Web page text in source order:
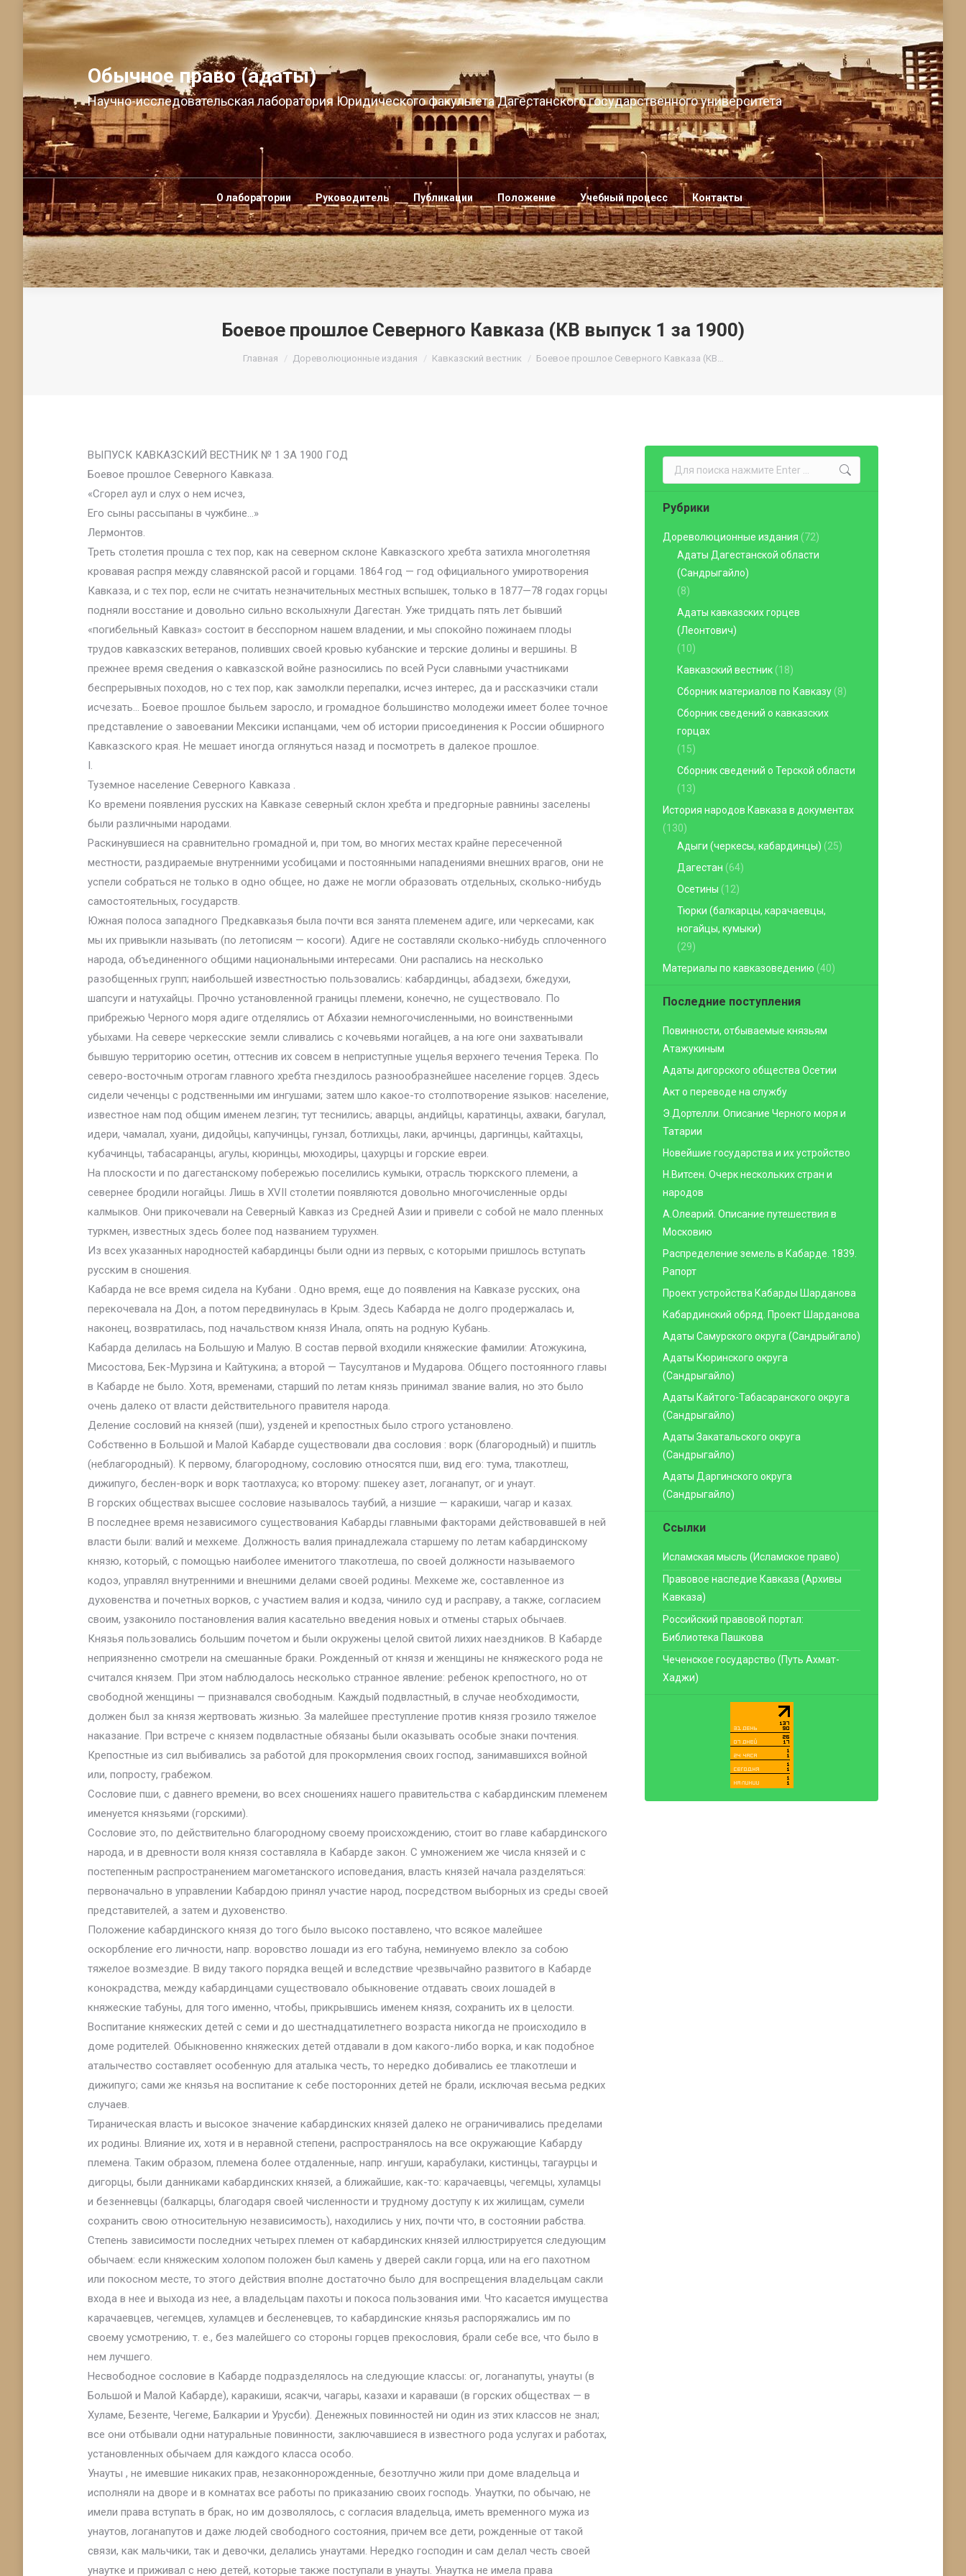
Обычное право (адаты)
Научно-исследовательская лаборатория Юридического факультета Дагестанского государственного университета
О лаборатории Руководитель Публикации Положение Учебный процесс Контакты
Боевое прошлое Северного Кавказа (КВ выпуск 1 за 1900)
Главная Дореволюционные издания Кавказский вестник Боевое прошлое Северного Кавказа (КВ…
ВЫПУСК КАВКАЗСКИЙ ВЕСТНИК № 1 ЗА 1900 ГОД
Боевое прошлое Северного Кавказа.
«Сгорел аул и слух о нем исчез,
Его сыны рассыпаны в чужбине…»
Лермонтов.
Треть столетия прошла с тех пор, как на северном склоне Кавказского хребта затихла многолетняя
кровавая распря между славянской расой и горцами. 1864 год — год официального умиротворения
Кавказа, и с тех пор, если не считать незначительных местных вспышек, только в 1877—78 годах горцы
подняли восстание и довольно сильно всколыхнули Дагестан. Уже тридцать пять лет бывший
«погибельный Кавказ» состоит в бесспорном нашем владении, и мы спокойно пожинаем плоды
трудов кавказских ветеранов, поливших своей кровью кубанские и терские долины и вершины. В
прежнее время сведения о кавказской войне разносились по всей Руси славными участниками
беспрерывных походов, но с тех пор, как замолкли перепалки, исчез интерес, да и рассказчики стали
исчезать… Боевое прошлое быльем заросло, и громадное большинство молодежи имеет более точное
представление о завоевании Мексики испанцами, чем об истории присоединения к России обширного
Кавказского края. Не мешает иногда оглянуться назад и посмотреть в далекое прошлое.
I.
Туземное население Северного Кавказа .
Ко времени появления русских на Кавказе северный склон хребта и предгорные равнины заселены
были различными народами.
Раскинувшиеся на сравнительно громадной и, при том, во многих местах крайне пересеченной
местности, раздираемые внутренними усобицами и постоянными нападениями внешних врагов, они не
успели собраться не только в одно общее, но даже не могли образовать отдельных, сколько-нибудь
самостоятельных, государств.
Южная полоса западного Предкавказья была почти вся занята племенем адиге, или черкесами, как
мы их привыкли называть (по летописям — косоги). Адиге не составляли сколько-нибудь сплоченного
народа, объединенного общими национальными интересами. Они распались на несколько
разобщенных групп; наибольшей известностью пользовались: кабардинцы, абадзехи, бжедухи,
шапсуги и натухайцы. Прочно установленной границы племени, конечно, не существовало. По
прибрежью Черного моря адиге отделялись от Абхазии немногочисленными, но воинственными
убыхами. На севере черкесские земли сливались с кочевьями ногайцев, а на юге они захватывали
бывшую территорию осетин, оттеснив их совсем в неприступные ущелья верхнего течения Терека. По
северо-восточным отрогам главного хребта гнездилось разнообразнейшее население горцев. Здесь
сидели чеченцы с родственными им ингушами; затем шло какое-то столпотворение языков: население,
известное нам под общим именем лезгин; тут теснились; аварцы, андийцы, каратинцы, ахваки, багулал,
идери, чамалал, хуани, дидойцы, капучинцы, гунзал, ботлихцы, лаки, арчинцы, даргинцы, кайтахцы,
кубачинцы, табасаранцы, агулы, кюринцы, мюходиры, цахурцы и горские евреи.
На плоскости и по дагестанскому побережью поселились кумыки, отрасль тюркского племени, а
севернее бродили ногайцы. Лишь в XVII столетии появляются довольно многочисленные орды
калмыков. Они прикочевали на Северный Кавказ из Средней Азии и привели с собой не мало пленных
туркмен, известных здесь более под названием турухмен.
Из всех указанных народностей кабардинцы были одни из первых, с которыми пришлось вступать
русским в сношения.
Кабарда не все время сидела на Кубани . Одно время, еще до появления на Кавказе русских, она
перекочевала на Дон, а потом передвинулась в Крым. Здесь Кабарда не долго продержалась и,
наконец, возвратилась, под начальством князя Инала, опять на родную Кубань.
Кабарда делилась на Большую и Малую. В состав первой входили княжеские фамилии: Атожукина,
Мисостова, Бек-Мурзина и Кайтукина; а второй — Таусултанов и Мударова. Общего постоянного главы
в Кабарде не было. Хотя, временами, старший по летам князь принимал звание валия, но это было
очень далеко от власти действительного правителя народа.
Деление сословий на князей (пши), узденей и крепостных было строго установлено.
Собственно в Большой и Малой Кабарде существовали два сословия : ворк (благородный) и пшитль
(неблагородный). К первому, благородному, сословию относятся пши, вид его: тума, тлакотлеш,
дижипуго, беслен-ворк и ворк таотлахуса; ко второму: пшекеу азет, логанапут, ог и унаут.
В горских обществах высшее сословие называлось таубий, а низшие — каракиши, чагар и казах.
В последнее время независимого существования Кабарды главными факторами действовавшей в ней
власти были: валий и мехкеме. Должность валия принадлежала старшему по летам кабардинскому
князю, который, с помощью наиболее именитого тлакотлеша, по своей должности называемого
кодоэ, управлял внутренними и внешними делами своей родины. Мехкеме же, составленное из
духовенства и почетных ворков, с участием валия и кодза, чинило суд и расправу, а также, согласием
своим, узаконило постановления валия касательно введения новых и отмены старых обычаев.
Князья пользовались большим почетом и были окружены целой свитой лихих наездников. В Кабарде
неприязненно смотрели на смешанные браки. Рожденный от князя и женщины не княжеского рода не
считался князем. При этом наблюдалось несколько странное явление: ребенок крепостного, но от
свободной женщины — признавался свободным. Каждый подвластный, в случае необходимости,
должен был за князя жертвовать жизнью. За малейшее преступление против князя грозило тяжелое
наказание. При встрече с князем подвластные обязаны были оказывать особые знаки почтения.
Крепостные из сил выбивались за работой для прокормления своих господ, занимавшихся войной
или, попросту, грабежом.
Сословие пши, с давнего времени, во всех сношениях нашего правительства с кабардинским племенем
именуется князьями (горскими).
Сословие это, по действительно благородному своему происхождению, стоит во главе кабардинского
народа, и в древности воля князя составляла в Кабарде закон. С умножением же числа князей и с
постепенным распространением магометанского исповедания, власть князей начала разделяться:
первоначально в управлении Кабардою принял участие народ, посредством выборных из среды своей
представителей, а затем и духовенство.
Положение кабардинского князя до того было высоко поставлено, что всякое малейшее
оскорбление его личности, напр. воровство лошади из его табуна, неминуемо влекло за собою
тяжелое возмездие. В виду такого порядка вещей и вследствие чрезвычайно развитого в Кабарде
конокрадства, между кабардинцами существовало обыкновение отдавать своих лошадей в
княжеские табуны, для того именно, чтобы, прикрывшись именем князя, сохранить их в целости.
Воспитание княжеских детей с семи и до шестнадцатилетнего возраста никогда не происходило в
доме родителей. Обыкновенно княжеских детей отдавали в дом какого-либо ворка, и как подобное
аталычество составляет особенную для аталыка честь, то нередко добивались ее тлакотлеши и
дижипуго; сами же князья на воспитание к себе посторонних детей не брали, исключая весьма редких
случаев.
Тираническая власть и высокое значение кабардинских князей далеко не ограничивались пределами
их родины. Влияние их, хотя и в неравной степени, распространялось на все окружающие Кабарду
племена. Таким образом, племена более отдаленные, напр. ингуши, карабулаки, кистинцы, тагаурцы и
дигорцы, были данниками кабардинских князей, а ближайшие, как-то: карачаевцы, чегемцы, хуламцы
и безенневцы (балкарцы, благодаря своей численности и трудному доступу к их жилищам, сумели
сохранить свою относительную независимость), находились у них, почти что, в состоянии рабства.
Степень зависимости последних четырех племен от кабардинских князей иллюстрируется следующим
обычаем: если княжеским холопом положен был камень у дверей сакли горца, или на его пахотном
или покосном месте, то этого действия вполне достаточно было для воспрещения владельцам сакли
входа в нее и выхода из нее, а владельцам пахоты и покоса пользования ими. Что касается имущества
карачаевцев, чегемцев, хуламцев и бесленевцев, то кабардинские князья распоряжались им по
своему усмотрению, т. е., без малейшего со стороны горцев прекословия, брали себе все, что было в
нем лучшего.
Несвободное сословие в Кабарде подразделялось на следующие классы: ог, логанапуты, унауты (в
Большой и Малой Кабарде), каракиши, ясакчи, чагары, казахи и караваши (в горских обществах — в
Хуламе, Безенте, Чегеме, Балкарии и Урусби). Денежных повинностей ни один из этих классов не знал;
все они отбывали одни натуральные повинности, заключавшиеся в известного рода услугах и работах,
установленных обычаем для каждого класса особо.
Унауты , не имевшие никаких прав, незаконнорожденные, безотлучно жили при доме владельца и
исполняли на дворе и в комнатах все работы по приказанию своих господь. Унаутки, по обычаю, не
имели права вступать в брак, но им дозволялось, с согласия владельца, иметь временного мужа из
унаутов, логанапутов и даже людей свободного состояния, причем все дети, рожденные от такой
связи, как мальчики, так и девочки, делались унаутами. Нередко господин и сам делал честь своей
унаутке и приживал с нею детей, которые также поступали в унауты. Унаутка не имела права
Поиск:
Рубрики
Дореволюционные издания (72)
Адаты Дагестанской области
(Сандрыгайло)
(8)
Адаты кавказских горцев
(Леонтович)
(10)
Кавказский вестник (18)
Сборник материалов по Кавказу (8)
Сборник сведений о кавказских
горцах
(15)
Сборник сведений о Терской области
(13)
История народов Кавказа в документах
(130)
Адыги (черкесы, кабардинцы) (25)
Дагестан (64)
Осетины (12)
Тюрки (балкарцы, карачаевцы,
ногайцы, кумыки)
(29)
Материалы по кавказоведению (40)
Последние поступления
Повинности, отбываемые князьям
Атажукиным
Адаты дигорского общества Осетии
Акт о переводе на службу
Э.Дортелли. Описание Черного моря и
Татарии
Новейшие государства и их устройство
Н.Витсен. Очерк нескольких стран и
народов
А.Олеарий. Описание путешествия в
Московию
Распределение земель в Кабарде. 1839.
Рапорт
Проект устройства Кабарды Шарданова
Кабардинский обряд. Проект Шарданова
Адаты Самурского округа (Сандрыйгало)
Адаты Кюринского округа
(Сандрыгайло)
Адаты Кайтого-Табасаранского округа
(Сандрыгайло)
Адаты Закатальского округа
(Сандрыгайло)
Адаты Даргинского округа
(Сандрыгайло)
Ссылки
Исламская мысль (Исламское право)
Правовое наследие Кавказа (Архивы
Кавказа)
Российский правовой портал:
Библиотека Пашкова
Чеченское государство (Путь Ахмат-
Хаджи)